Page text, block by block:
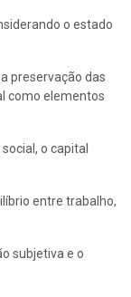
o estado
preservação das
como elementos
o capital
entre trabalho,
subjetiva e o